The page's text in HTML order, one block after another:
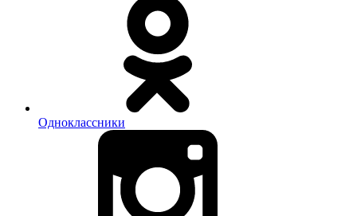
Одноклассники